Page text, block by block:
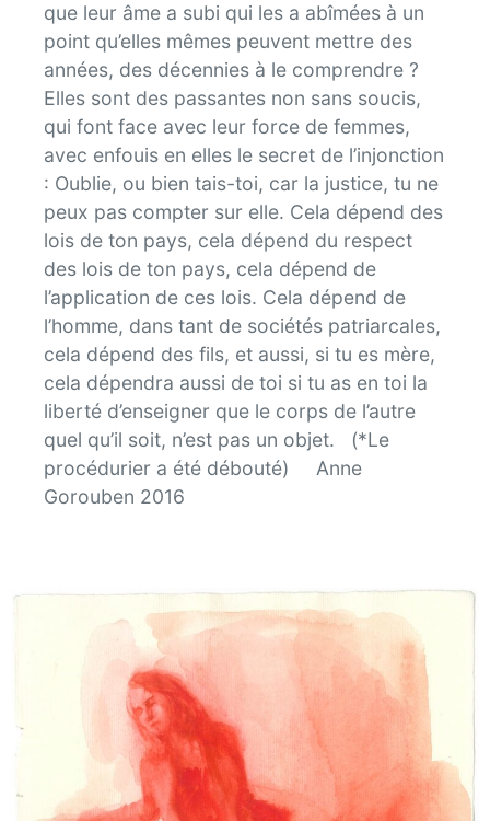
que leur âme a subi qui les a abîmées à un
point qu’elles mêmes peuvent mettre des
années, des décennies à le comprendre ?
Elles sont des passantes non sans soucis,
qui font face avec leur force de femmes,
avec enfouis en elles le secret de l’injonction
: Oublie, ou bien tais-toi, car la justice, tu ne
peux pas compter sur elle. Cela dépend des
lois de ton pays, cela dépend du respect
des lois de ton pays, cela dépend de
l’application de ces lois. Cela dépend de
l’homme, dans tant de sociétés patriarcales,
cela dépend des fils, et aussi, si tu es mère,
cela dépendra aussi de toi si tu as en toi la
liberté d’enseigner que le corps de l’autre
quel qu’il soit, n’est pas un objet. (*Le
procédurier a été débouté) Anne
Gorouben 2016